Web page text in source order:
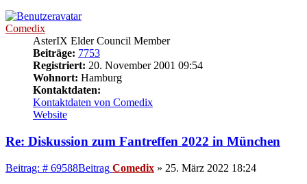
Comedix
AsterIX Elder Council Member
Beiträge: 7753
Registriert: 20. November 2001 09:54
Wohnort: Hamburg
Kontaktdaten:
Kontaktdaten von Comedix
Website
Re: Diskussion zum Fantreffen 2022 in München
Beitrag: # 69588Beitrag Comedix » 25. März 2022 18:24